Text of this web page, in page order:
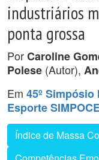
industriários
ponta grossa
PorCaroline
Polese (Autor),
Em 45º
Esporte
Índice de Massa